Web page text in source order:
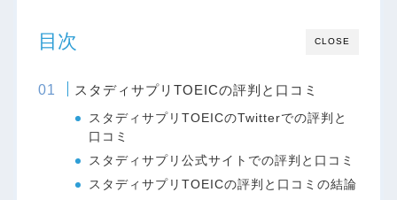
CLOSE
目次
スタディサプリTOEICの評判と口コミ
スタディサプリTOEICのTwitterでの評判と
口コミ
スタディサプリ公式サイトでの評判と口コミ
スタディサプリTOEICの評判と口コミの結論